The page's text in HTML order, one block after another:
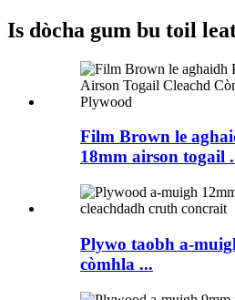
Is dòcha gum bu toil
Film Brown le
18mm airson togail
Plywo taobh a-
còmhla ...